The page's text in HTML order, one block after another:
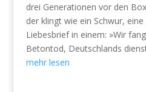
drei Generationen vor den
der klingt wie ein Schwur,
Liebesbrief in einem: »Wir
Betontod, Deutschlands
mehr lesen